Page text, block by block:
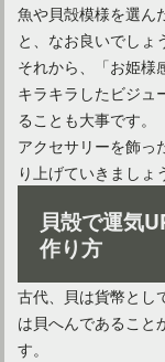
魚や貝殻模様を選ん
と、なお良いでしょ
それから、「お姫様
キラキラしたビジュ
ることも大事です。
アクセサリーを飾っ
り上げていきましょ
貝殻で運気
作り方
古代、貝は貨幣とし
は貝へんであること
す。